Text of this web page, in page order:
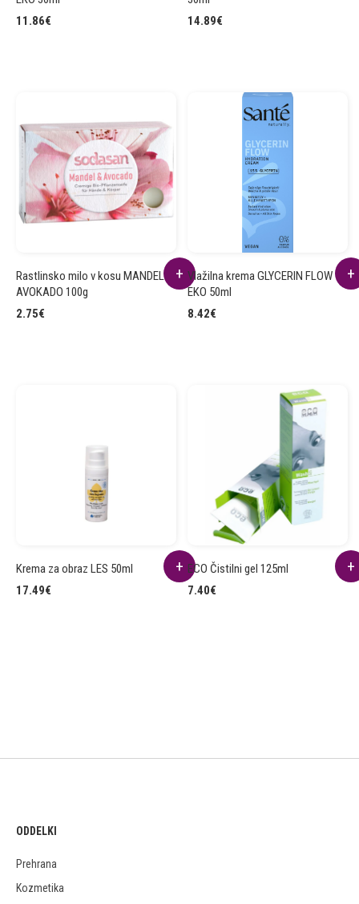
11.86€
14.89€
Rastlinsko milo v kosu MANDELJ
AVOKADO 100g
2.75€
Vlažilna krema GLYCERIN FLOW
EKO 50ml
8.42€
Krema za obraz LES 50ml
17.49€
ECO Čistilni gel 125ml
7.40€
ODDELKI
Prehrana
Kozmetika